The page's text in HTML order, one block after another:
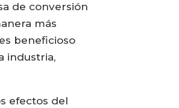
de conversión
más
beneficioso
industria,
efectos del